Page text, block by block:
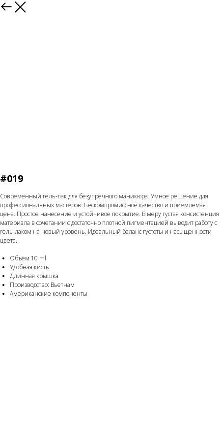
Назад
#019
Современный гель-лак для безупречного маникюра. Умное решение для
профессиональных мастеров. Бескомпромиссное качество и приемлемая
цена. Простое нанесение и устойчивое покрытие. В меру густая консистенция
материала в сочетании с достаточно плотной пигментацией выводит работу с
гель-лаком на новый уровень. Идеальный баланс густоты и насыщенности
цвета.
Объём 10 ml
Удобная кисть
Длинная крышка
Производство: Вьетнам
Американские компоненты